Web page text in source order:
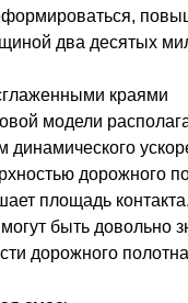
два десятых
краями
модели
динамического
дорожного
площадь
быть
дорожного